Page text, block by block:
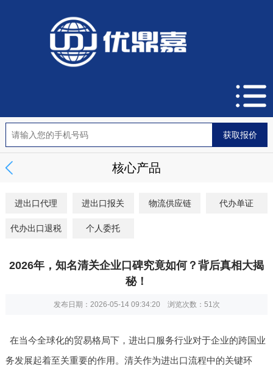
核心产品
进出口代理 进出口报关 物流供应链 代办单证
代办出口退税 个人委托
2026年，知名清关企业口碑究竟如何？背后真相大揭
秘！
发布日期：2026-05-14 09:34:20 浏览次数： 51次
在当今全球化的贸易格局下，进出口服务行业对于企业的跨国业
务发展起着至关重要的作用。清关作为进出口流程中的关键环